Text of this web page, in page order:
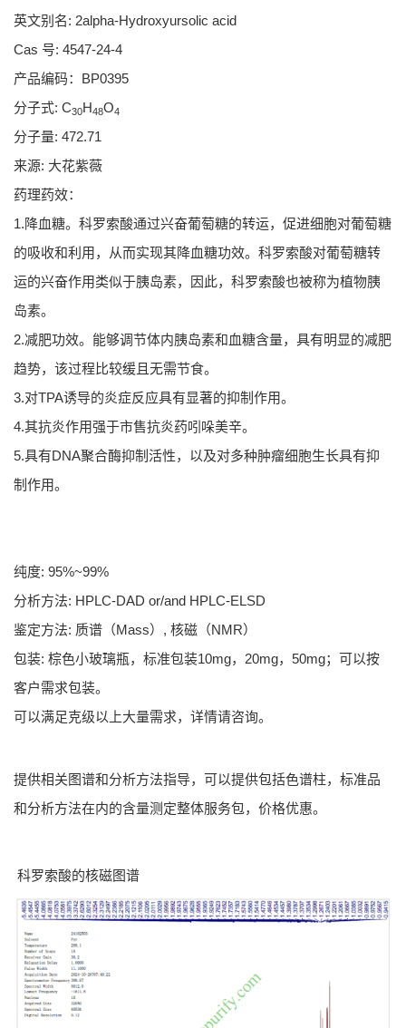
英文别名: 2alpha-Hydroxyursolic acid
Cas 号: 4547-24-4
产品编码：BP0395
分子式: C30H48O4
分子量: 472.71
来源: 大花紫薇
药理药效：
1.降血糖。科罗索酸通过兴奋葡萄糖的转运，促进细胞对葡萄糖
的吸收和利用，从而实现其降血糖功效。科罗索酸对葡萄糖转
运的兴奋作用类似于胰岛素，因此，科罗索酸也被称为植物胰
岛素。
2.减肥功效。能够调节体内胰岛素和血糖含量，具有明显的减肥
趋势，该过程比较缓且无需节食。
3.对TPA诱导的炎症反应具有显著的抑制作用。
4.其抗炎作用强于市售抗炎药吲哚美辛。
5.具有DNA聚合酶抑制活性，以及对多种肿瘤细胞生长具有抑
制作用。
纯度: 95%~99%
分析方法: HPLC-DAD or/and HPLC-ELSD
鉴定方法: 质谱（Mass）, 核磁（NMR）
包装: 棕色小玻璃瓶，标准包装10mg，20mg，50mg；可以按
客户需求包装。
可以满足克级以上大量需求，详情请咨询。
提供相关图谱和分析方法指导，可以提供包括色谱柱，标准品
和分析方法在内的含量测定整体服务包，价格优惠。
科罗索酸的核磁图谱